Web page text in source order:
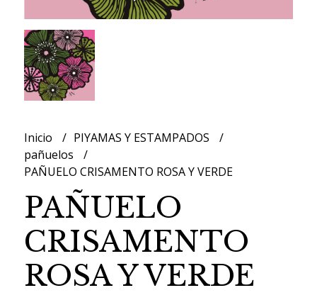
Inicio
PIYAMAS Y ESTAMPADOS
pañuelos
PAÑUELO CRISAMENTO ROSA Y VERDE
PAÑUELO
CRISAMENTO
ROSA Y VERDE